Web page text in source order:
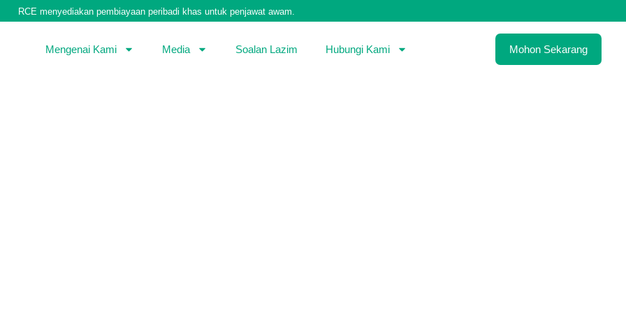
RCE menyediakan pembiayaan peribadi khas untuk penjawat awam.
Mengenai Kami Media Soalan Lazim Hubungi Kami Mohon Sekarang